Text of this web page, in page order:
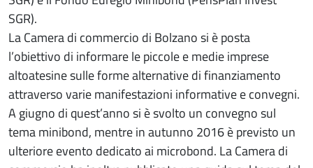
SGR).
La Camera di commercio di Bolzano si è posta
l’obiettivo di informare le piccole e medie imprese
altoatesine sulle forme alternative di finanziamento
attraverso varie manifestazioni informative e convegni.
A giugno di quest’anno si è svolto un convegno sul
tema minibond, mentre in autunno 2016 è previsto un
ulteriore evento dedicato ai microbond. La Camera di